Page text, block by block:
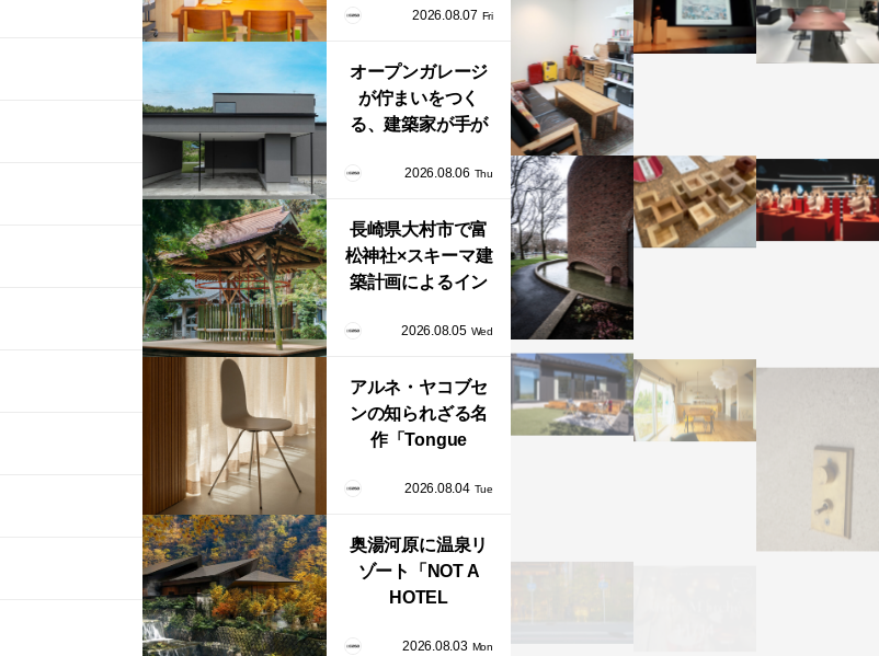
リンネル）」で叶
ルな部屋づくり。
2026.08.07 Fri
オープンガレージ
が佇まいをつく
る、建築家が手が
まい「ふわりと浮
い」
2026.08.06 Thu
長崎県大村市で富
松神社×スキーマ建
築計画によるイン
「循環する竹風
2026.08.05 Wed
アルネ・ヤコブセ
ンの知られざる名
作「Tongue
FRITZ HANSENか
本で発売開始！
2026.08.04 Tue
奥湯河原に温泉リ
ゾート「NOT A
HOTEL
誕生！販売を日
2026.08.03 Mon